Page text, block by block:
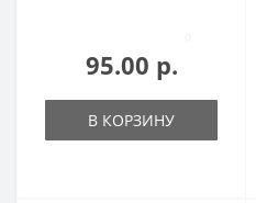
95.00 р.
В КОРЗИНУ